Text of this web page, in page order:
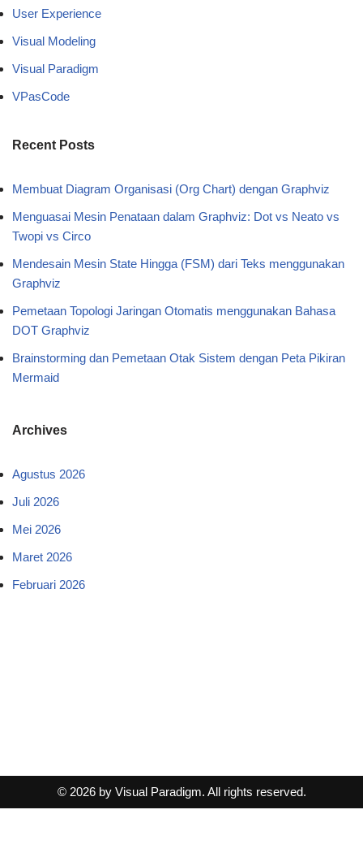
User Experience
Visual Modeling
Visual Paradigm
VPasCode
Recent Posts
Membuat Diagram Organisasi (Org Chart) dengan Graphviz
Menguasai Mesin Penataan dalam Graphviz: Dot vs Neato vs
Twopi vs Circo
Mendesain Mesin State Hingga (FSM) dari Teks menggunakan
Graphviz
Pemetaan Topologi Jaringan Otomatis menggunakan Bahasa
DOT Graphviz
Brainstorming dan Pemetaan Otak Sistem dengan Peta Pikiran
Mermaid
Archives
Agustus 2026
Juli 2026
Mei 2026
Maret 2026
Februari 2026
© 2026 by Visual Paradigm. All rights reserved.